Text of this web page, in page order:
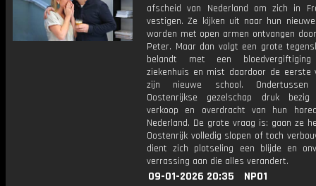
afscheid van Nederland om zich in
vestigen. Ze kijken uit naar hun
worden met open armen ontvangen
Peter. Maar dan volgt een grote
belandt met een
ziekenhuis en mist daardoor de eerste
zijn nieuwe school.
Oostenrijkse gezelschap druk
verkoop en overdracht van hun
Nederland. De grote vraag is: gaan ze
Oostenrijk volledig slopen of toch
dient zich plotseling een blijde en
verrassing aan die alles verandert.
09-01-2026 20:35
NPO1